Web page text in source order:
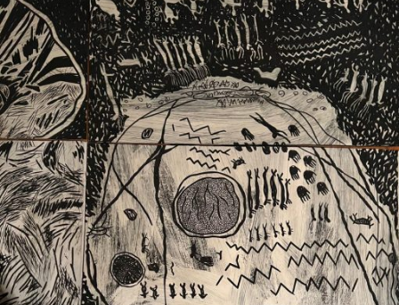
Configuración de cookies
Universidad de los Andes | Vigilada Mineducación.
Reconocimiento como universidad: Decreto 1297 del 30
de mayo de 1964. Reconocimiento de personería jurídica:
Resolución 28 del 23 de febrero de 1949, Minjusticia.
Acreditación institucional de alta calidad, 10 años:
Resolución 000194 del 16 de enero del 2025.
Ext. 2626
Posgrados
Ext. 4925
Educación
Continua
Ext. 4795